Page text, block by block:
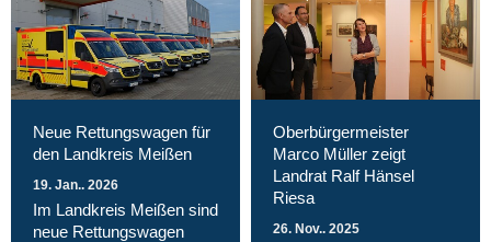
Neue Rettungswagen für
den Landkreis Meißen
19. Jan.. 2026
Im Landkreis Meißen sind
neue Rettungswagen
Oberbürgermeister
Marco Müller zeigt
Landrat Ralf Hänsel
Riesa
26. Nov.. 2025